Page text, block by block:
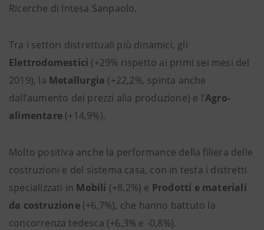
Ricerche di Intesa Sanpaolo.
Tra i settori distrettuali più dinamici, gli
Elettrodomestici (+29% rispetto ai primi sei mesi del
2019), la Metallurgia (+22,2%, spinta anche
dall’aumento dei prezzi alla produzione) e l’Agro-
alimentare (+14,9%).
Molto positiva anche la performance della filiera delle
costruzioni e del sistema casa, con in testa i distretti
specializzati in Mobili (+8,2%) e Prodotti e materiali
da costruzione(+6,7%), che hanno battuto la
concorrenza tedesca (+6,3% e -0,8%).